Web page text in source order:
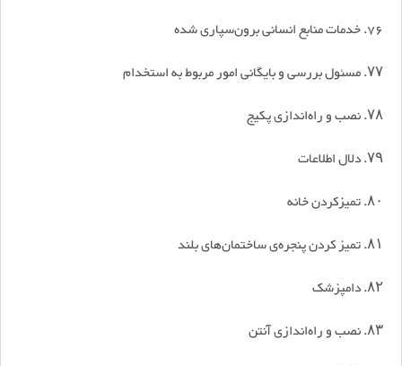
76. خدمات منابع انسانی برون‌سپاری شده
۷۷. مسئول بررسی و بایگانی امور مربوط به استخدام
۷۸. نصب و راه‌اندازی پکیج
۷۹. دلال اطلاعات
۸۰. تمیزکردن خانه
۸۱. تمیز کردن پنجره‌ی ساختمان‌های بلند
۸۲. دامپزشک
۸۳. نصب و راه‌اندازی آنتن